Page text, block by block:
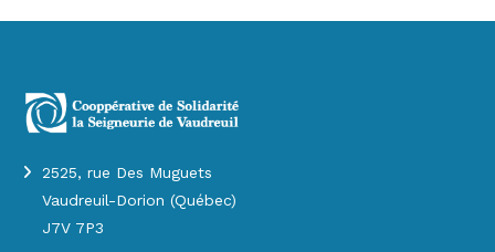
2525, rue Des Muguets
Vaudreuil-Dorion (Québec)
J7V 7P3